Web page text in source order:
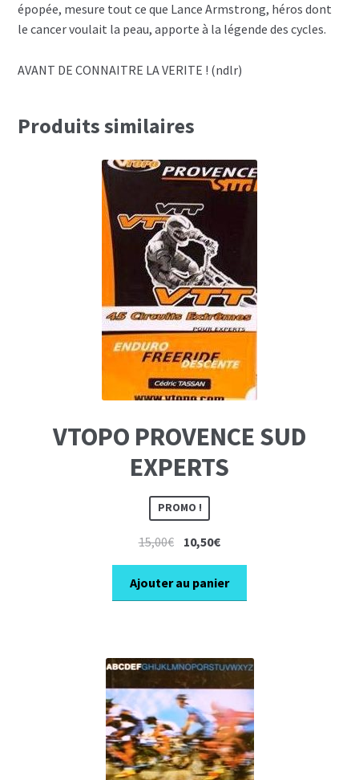
épopée, mesure tout ce que Lance Armstrong, héros dont
le cancer voulait la peau, apporte à la légende des cycles.
AVANT DE CONNAITRE LA VERITE ! (ndlr)
Produits similaires
VTOPO PROVENCE SUD
EXPERTS
PROMO !
15,00€ Le
initial
était :
10,50€Le
actuel
est :
Ajouter au panier